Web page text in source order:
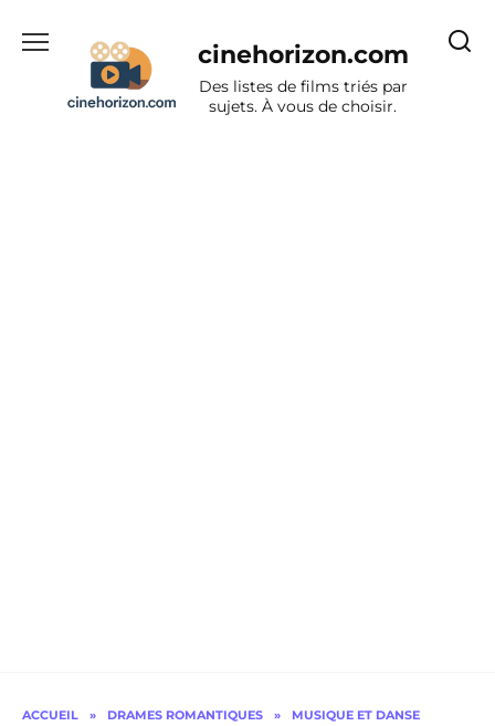
cinehorizon.com
Des listes de films triés par
sujets. À vous de choisir.
ACCUEIL » DRAMES ROMANTIQUES » MUSIQUE ET DANSE